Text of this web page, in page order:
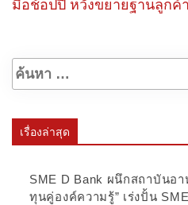
มือช้อปปี้ หวังขยายฐานลูกค้
เรื่องล่าสุด
SME D Bank ผนึกสถาบันอ
ทุนคู่องค์ความรู้” เร่งปั้น